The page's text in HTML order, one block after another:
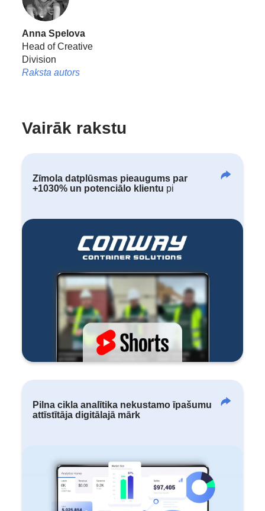
Anna Spelova
Head of Creative
Division
Raksta autors
Vairāk rakstu
Zīmola datplūsmas pieaugums par
+1030% un potenciālo klientu pi
Pilna cikla analītika nekustamo īpašumu
attīstītāja digitālajā mārk